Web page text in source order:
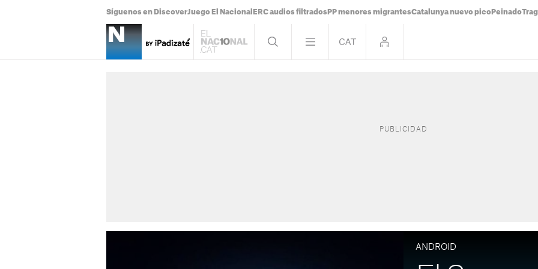
Síguenos en DiscoverJuego El Nacional ERC audios filtrados PP menores migrantesCatalunya nuevo pico Peinado
ANDROID